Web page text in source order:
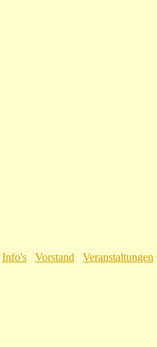
Info's Vorstand Veranstaltungen